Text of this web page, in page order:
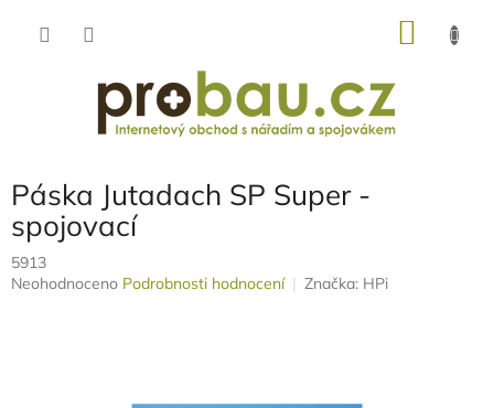
Páska Jutadach SP Super -
spojovací
5913
Průměrné
Neohodnoceno Podrobnosti hodnocení Značka: HPi